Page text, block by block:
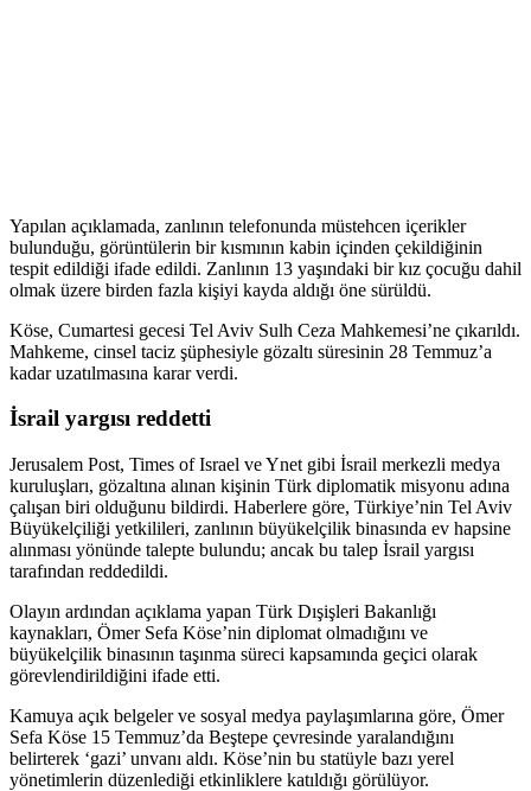
Yapılan açıklamada, zanlının telefonunda müstehcen içerikler
bulunduğu, görüntülerin bir kısmının kabin içinden çekildiğinin
tespit edildiği ifade edildi. Zanlının 13 yaşındaki bir kız çocuğu dahil
olmak üzere birden fazla kişiyi kayda aldığı öne sürüldü.
Köse, Cumartesi gecesi Tel Aviv Sulh Ceza Mahkemesi’ne çıkarıldı.
Mahkeme, cinsel taciz şüphesiyle gözaltı süresinin 28 Temmuz’a
kadar uzatılmasına karar verdi.
İsrail yargısı reddetti
Jerusalem Post, Times of Israel ve Ynet gibi İsrail merkezli medya
kuruluşları, gözaltına alınan kişinin Türk diplomatik misyonu adına
çalışan biri olduğunu bildirdi. Haberlere göre, Türkiye’nin Tel Aviv
Büyükelçiliği yetkilileri, zanlının büyükelçilik binasında ev hapsine
alınması yönünde talepte bulundu; ancak bu talep İsrail yargısı
tarafından reddedildi.
Olayın ardından açıklama yapan Türk Dışişleri Bakanlığı
kaynakları, Ömer Sefa Köse’nin diplomat olmadığını ve
büyükelçilik binasının taşınma süreci kapsamında geçici olarak
görevlendirildiğini ifade etti.
Kamuya açık belgeler ve sosyal medya paylaşımlarına göre, Ömer
Sefa Köse 15 Temmuz’da Beştepe çevresinde yaralandığını
belirterek ‘gazi’ unvanı aldı. Köse’nin bu statüyle bazı yerel
yönetimlerin düzenlediği etkinliklere katıldığı görülüyor.